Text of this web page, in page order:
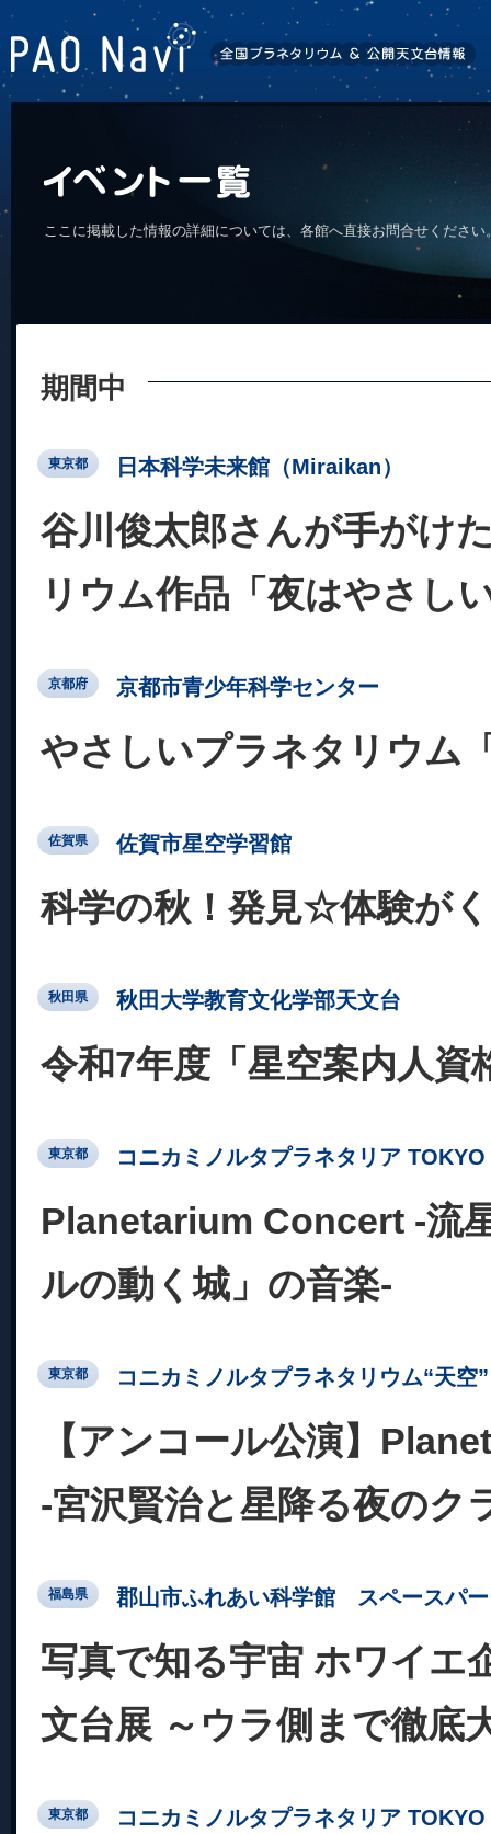
ここに掲載した情報の詳細については、各館へ直接お問合せくださ
期間中
東京都 日本科学未来館（Miraikan）
谷川俊太郎さんが手がけ
リウム作品「夜はやさし
京都府 京都市青少年科学センター
やさしいプラネタリウム
佐賀県 佐賀市星空学習館
科学の秋！発見☆体験が
秋田県 秋田大学教育文化学部天文台
令和7年度「星空案内人資
東京都 コニカミノルタプラネタリア TOKYO
Planetarium Concert -流
ルの動く城」の音楽-
東京都 コニカミノルタプラネタリウム“天
【アンコール公演】
-宮沢賢治と星降る夜のク
福島県 郡山市ふれあい科学館 スペースパ
写真で知る宇宙 ホワイエ
文台展 ～ウラ側まで徹底
東京都 コニカミノルタプラネタリア TOKYO